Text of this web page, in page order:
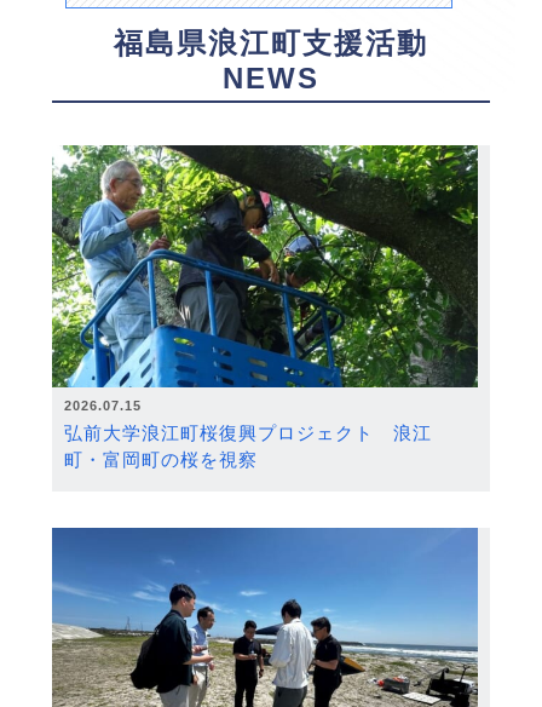
福島県浪江町支援活動
NEWS
2026.07.15
弘前大学浪江町桜復興プロジェクト 浪江
町・富岡町の桜を視察